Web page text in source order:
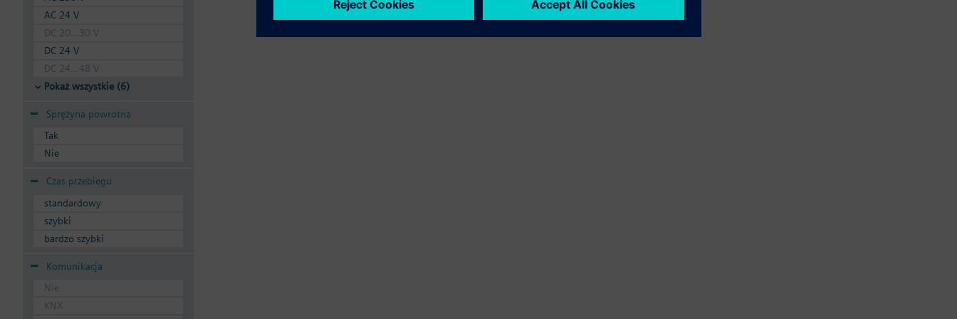
AC 24 V
DC 20...30 V
DC 24 V
DC 24...48 V
Pokaż wszystkie (6)
Sprężyna powrotna
Tak
Nie
Czas przebiegu
standardowy
szybki
bardzo szybki
Komunikacja
Nie
KNX